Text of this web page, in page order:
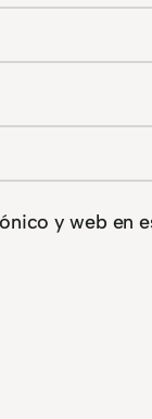
y web en